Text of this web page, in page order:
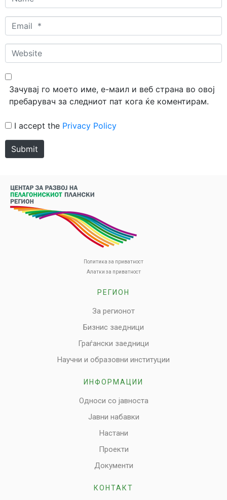
*
Email
*
Website
Зачувај го моето име, е-маил и веб страна во овој
пребарувач за следниот пат кога ќе коментирам.
I accept the Privacy Policy
Submit
Политика за приватност
Алатки за приватност
РЕГИОН
За регионот
Бизнис заедници
Граѓански заедници
Научни и образовни институции
ИНФОРМАЦИИ
Односи со јавноста
Јавни набавки
Настани
Проекти
Документи
КОНТАКТ